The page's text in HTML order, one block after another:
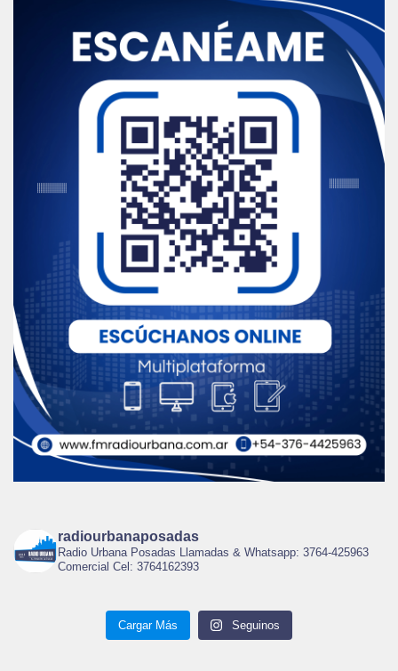
radiourbanaposadas
Radio Urbana Posadas Llamadas & Whatsapp: 3764-425963
Comercial Cel: 3764162393
Cargar Más Seguinos